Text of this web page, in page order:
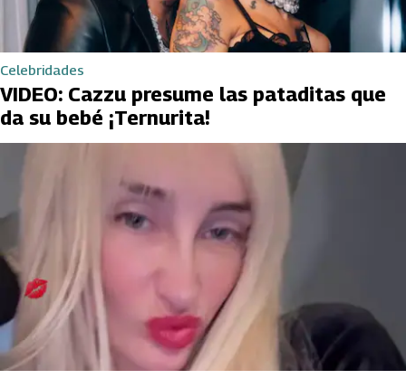
Celebridades
VIDEO: Cazzu presume las pataditas que
da su bebé ¡Ternurita!